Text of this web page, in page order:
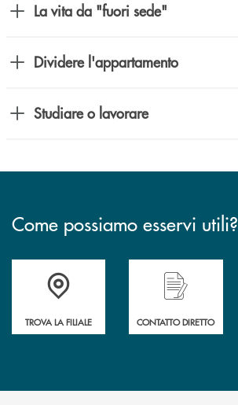
La vita da "fuori sede"
Dividere l'appartamento
Studiare o lavorare
Come possiamo esservi utili?
Accedi all' elenco completo delle filiali .
TROVA LA FILIALE CONTATTO DIRETTO